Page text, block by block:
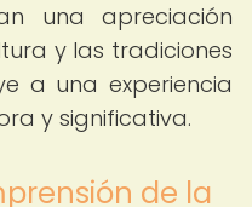
una apreciación
y las tradiciones
a una experiencia
y significativa.
de la